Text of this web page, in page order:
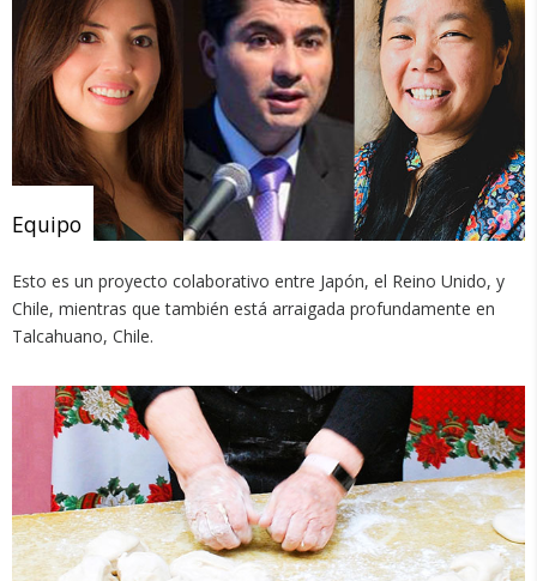
Equipo
Esto es un proyecto colaborativo entre Japón, el Reino Unido, y
Chile, mientras que también está arraigada profundamente en
Talcahuano, Chile.